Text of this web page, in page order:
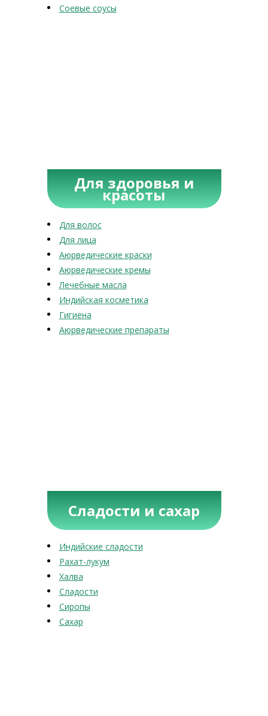
Соевые соусы
Для здоровья и
красоты
Для волос
Для лица
Аюрведические краски
Аюрведические кремы
Лечебные масла
Индийская косметика
Гигиена
Аюрведические препараты
Сладости и сахар
Индийские сладости
Рахат-лукум
Халва
Сладости
Сиропы
Сахар